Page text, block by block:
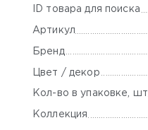
ID товара для поиска
Артикул
Бренд
Цвет / декор
Кол-во в упаковке, шт
Коллекция